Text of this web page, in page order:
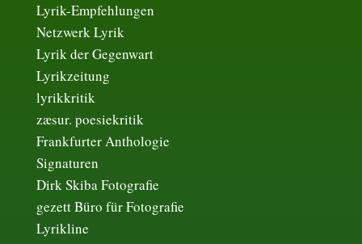
Lyrik-Empfehlungen
Netzwerk Lyrik
Lyrik der Gegenwart
Lyrikzeitung
lyrikkritik
zæsur. poesiekritik
Frankfurter Anthologie
Signaturen
Dirk Skiba Fotografie
gezett Büro für Fotografie
Lyrikline